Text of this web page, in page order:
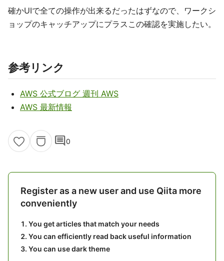
確かUIで全ての操作が出来るだったはずなので、ワークシ
ョップのキャッチアップにプラスこの確認を実施したい。
参考リンク
AWS 公式ブログ 週刊 AWS
AWS 最新情報
comment0
Register as a new user and use Qiita more
conveniently
You get articles that match your needs
You can efficiently read back useful information
You can use dark theme